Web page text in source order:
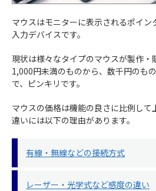
マウスはモニターに表示されるポイン
入力デバイスです。
現状は様々なタイプのマウスが製作・
1,000円未満のものから、数千円のも
で、ピンキリです。
マウスの価格は機能の良さに比例して
違いには以下の理由があります。
有線・無線などの接続方式
レーザー・光学式など感度の違い